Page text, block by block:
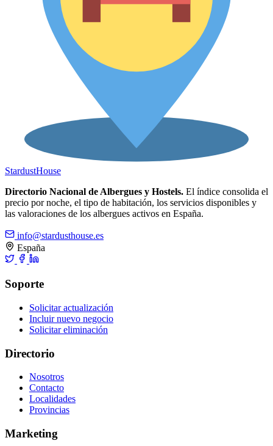
StardustHouse
Directorio Nacional de Albergues y Hostels. El índice consolida el
precio por noche, el tipo de habitación, los servicios disponibles y
las valoraciones de los albergues activos en España.
info@stardusthouse.es
España
Soporte
Solicitar actualización
Incluir nuevo negocio
Solicitar eliminación
Directorio
Nosotros
Contacto
Localidades
Provincias
Marketing